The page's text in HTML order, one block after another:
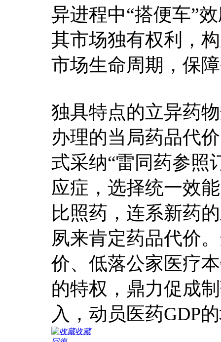
异进程中“搭便车”
其市场独有权利，
市场生命周期，保
独具特点的立异药
办理的当局药品代
式采纳“雷同药参照
应症，选择统一效
比照药，连系新药
夙来肯定药品代价
价、低落公家医疗
的特权，鼎力促成
入，动员医药GDP
收藏